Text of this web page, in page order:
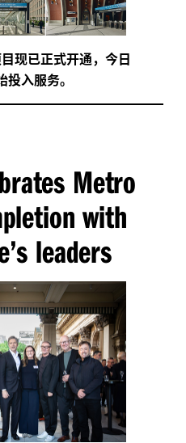
现已正式开通，今日
投入服务。
Metro
with
leaders